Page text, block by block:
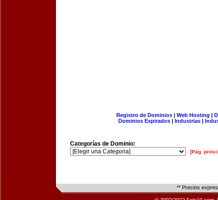
Registro de Dominios| Web Hosting |
Dominios Expirados | Industrias |
Categorías de Dominio:
[Pág.
** Precios